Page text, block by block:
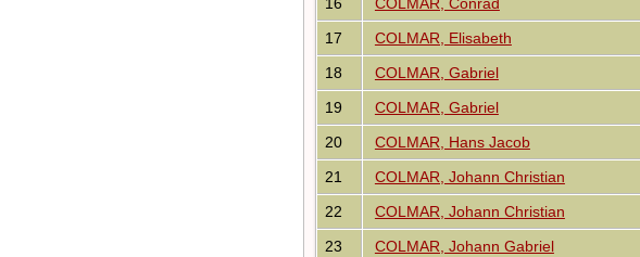
16
COLMAR, Conrad
17
COLMAR, Elisabeth
18
COLMAR, Gabriel
19
COLMAR, Gabriel
20
COLMAR, Hans Jacob
21
COLMAR, Johann Christian
22
COLMAR, Johann Christian
23
COLMAR, Johann Gabriel